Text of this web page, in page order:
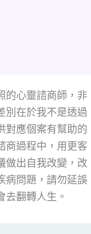
的心靈諮商師，非
別在於我不是透過
對應個案有幫助的
商過程中，用更客
做出自我改變，改
病問題，請勿延誤
翻轉人生。